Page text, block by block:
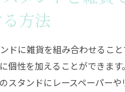
方法
ドに雑貨を組み合わせるこ
個性を加えることができます
スタンドにレースペーパーや